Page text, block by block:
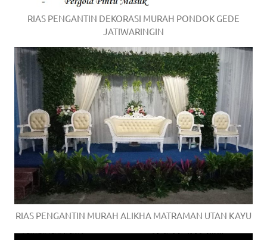
RIAS PENGANTIN DEKORASI MURAH PONDOK GEDE
JATIWARINGIN
RIAS PENGANTIN MURAH ALIKHA MATRAMAN UTAN KAYU